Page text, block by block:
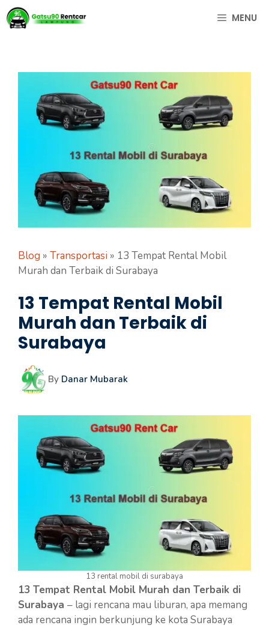
Langsung
ke
MENU
Blog » Transportasi » 13 Tempat Rental Mobil
Murah dan Terbaik di Surabaya
13 Tempat Rental Mobil
Murah dan Terbaik di
Surabaya
By Danar Mubarak
13 rental mobil di surabaya
13 Tempat Rental Mobil Murah dan Terbaik di
Surabaya – lagi rencana mau liburan, apa memang
ada rencana ingin berkunjung ke kota Surabaya